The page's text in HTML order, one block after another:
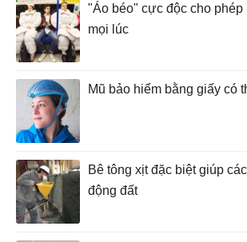
"Áo béo" cực độc cho
mọi lúc
Mũ bảo hiểm bằng giấy có
Bê tông xịt đặc biệt giúp
động đất